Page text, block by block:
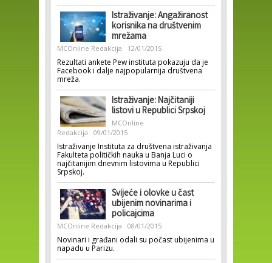
Istraživanje: Angažiranost
korisnika na društvenim
mrežama
MCOnline Redakcija 12/01/2015
Rezultati ankete Pew instituta pokazuju da je
Facebook i dalje najpopularnija društvena
mreža.
Istraživanje: Najčitaniji
listovi u Republici Srpskoj
MCOnline
Redakcija
09/01/2015
Istraživanje Instituta za društvena istraživanja
Fakulteta političkih nauka u Banja Luci o
najčitanijim dnevnim listovima u Republici
Srpskoj.
Svijeće i olovke u čast
ubijenim novinarima i
policajcima
MCOnline Redakcija 08/01/2015
Novinari i građani odali su počast ubijenima u
napadu u Parizu.